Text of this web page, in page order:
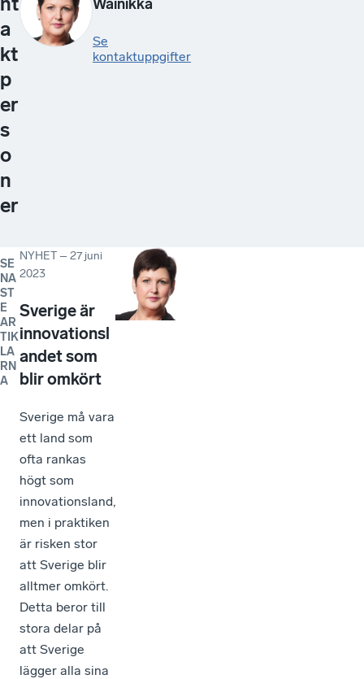
a
kt
p
er
s
o
n
er
Wainikka
Se
kontaktuppgifter
SE
NA
ST
E
AR
TIK
LA
RN
A
NYHET –27 juni
2023
Sverige är
innovationsl
andet som
blir omkört
Sverige må vara
ett land som
ofta rankas
högt som
innovationsland,
men i praktiken
är risken stor
att Sverige blir
alltmer omkört.
Detta beror till
stora delar på
att Sverige
lägger alla sina